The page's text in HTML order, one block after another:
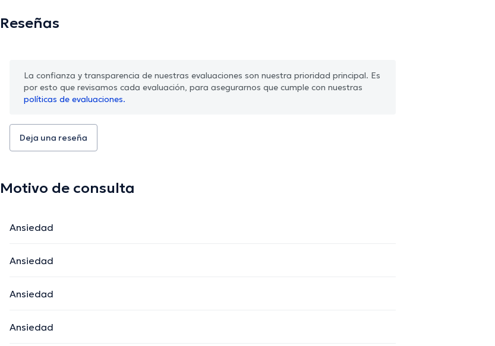
Reseñas
La confianza y transparencia de nuestras evaluaciones son nuestra prioridad principal. Es
por esto que revisamos cada evaluación, para asegurarnos que cumple con nuestras
políticas de evaluaciones.
Deja una reseña
Motivo de consulta
Ansiedad
Ansiedad
Ansiedad
Ansiedad